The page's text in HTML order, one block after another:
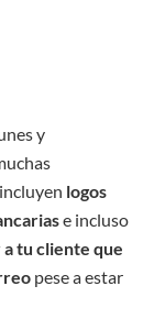
y
logos
e incluso
tu cliente que
pese a estar